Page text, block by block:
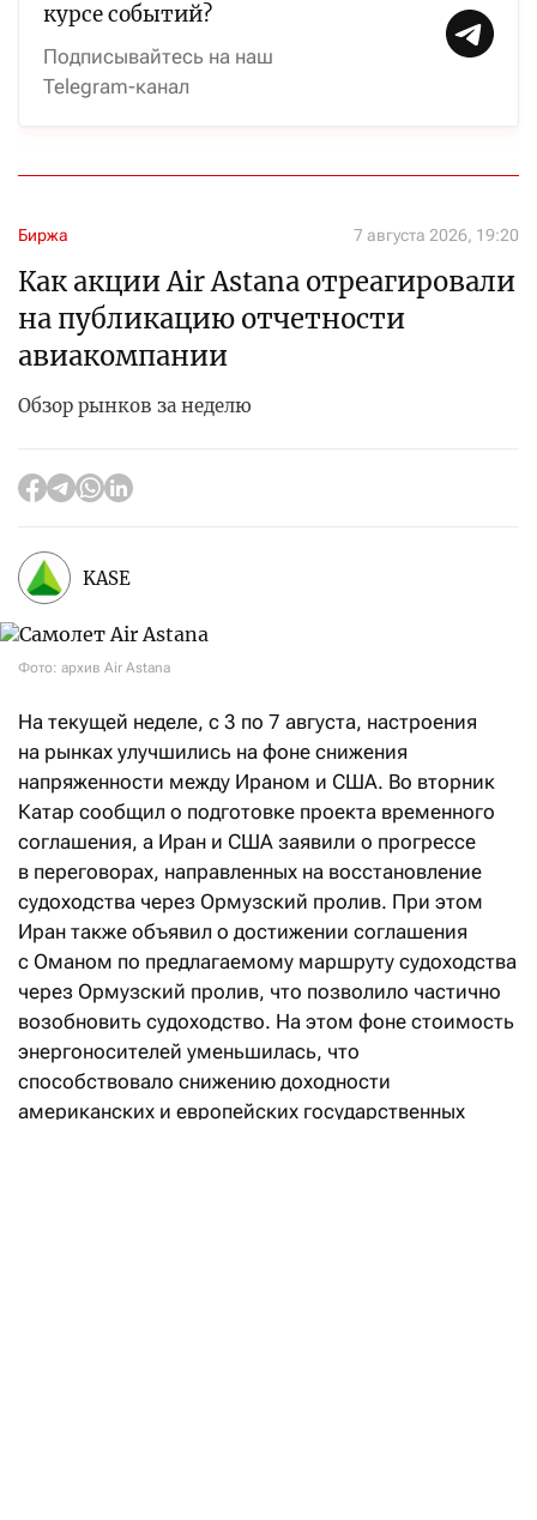
курсе событий?
Подписывайтесь на наш
Telegram-канал
Биржа 7 августа 2026, 19:20
Как акции Air Astana отреагировали
на публикацию отчетности
авиакомпании
Обзор рынков за неделю
KASE
Фото: архив Air Astana
На текущей неделе, с 3 по 7 августа, настроения
на рынках улучшились на фоне снижения
напряженности между Ираном и США. Во вторник
Катар сообщил о подготовке проекта временного
соглашения, а Иран и США заявили о прогрессе
в переговорах, направленных на восстановление
судоходства через Ормузский пролив. При этом
Иран также объявил о достижении соглашения
с Оманом по предлагаемому маршруту судоходства
через Ормузский пролив, что позволило частично
возобновить судоходство. На этом фоне стоимость
энергоносителей уменьшилась, что
способствовало снижению доходности
американских и европейских государственных